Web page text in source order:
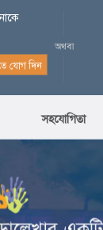
সহযোগিতা